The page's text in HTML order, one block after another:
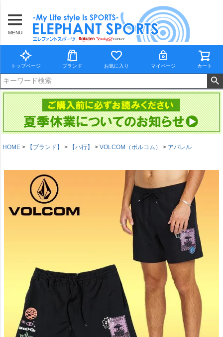
MENU
トップページ ブランド お気に入り マイページ カート
HOME 【ブランド】 【ハ行】 VOLCOM（ボルコム） アパレル